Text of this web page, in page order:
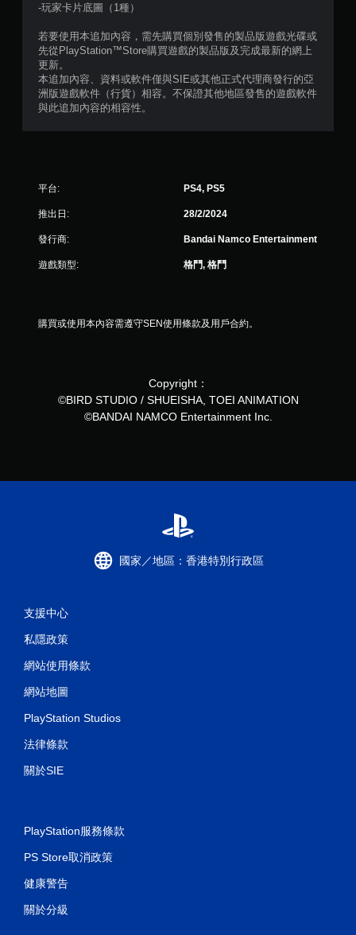
-玩家卡片底圖（1種）
若要使用本追加內容，需先購買個別發售的製品版遊戲光碟或
先從PlayStation™Store購買遊戲的製品版及完成最新的網上
更新。
本追加內容、資料或軟件僅與SIE或其他正式代理商發行的亞
洲版遊戲軟件（行貨）相容。不保證其他地區發售的遊戲軟件
與此追加內容的相容性。
平台: PS4, PS5
推出日: 28/2/2024
發行商: Bandai Namco Entertainment
遊戲類型: 格鬥, 格鬥
購買或使用本內容需遵守SEN使用條款及用戶合約。
Copyright：
©BIRD STUDIO / SHUEISHA, TOEI ANIMATION
©BANDAI NAMCO Entertainment Inc.
國家／地區：香港特別行政區
支援中心
私隱政策
網站使用條款
網站地圖
PlayStation Studios
法律條款
關於SIE
PlayStation服務條款
PS Store取消政策
健康警告
關於分級